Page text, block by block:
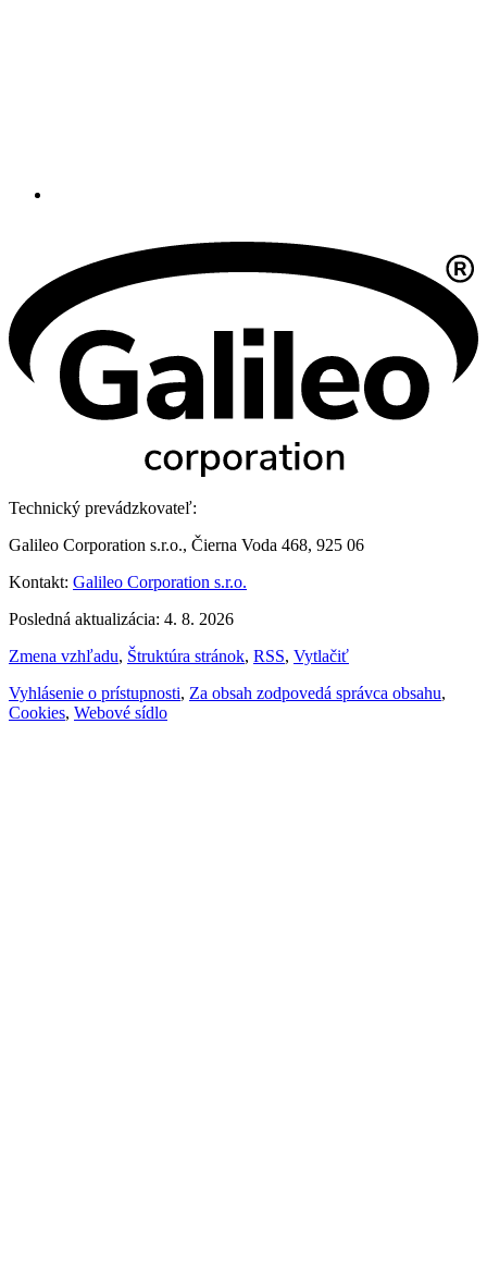
Technický prevádzkovateľ:
Galileo Corporation s.r.o., Čierna Voda 468, 925 06
Kontakt: Galileo Corporation s.r.o.
Posledná aktualizácia: 4. 8. 2026
Zmena vzhľadu, Štruktúra stránok, RSS, Vytlačiť
Vyhlásenie o prístupnosti, Za obsah zodpovedá správca obsahu,
Cookies, Webové sídlo